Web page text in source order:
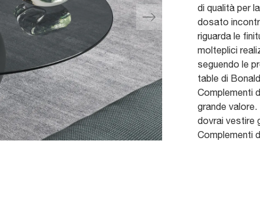
di qualità per
dosato
riguarda le
molteplici
seguendo le
table di
Complementi
grande
dovrai vestire
Complementi